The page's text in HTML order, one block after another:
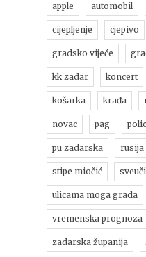
apple automobil
cijepljenje cjepivo
gradsko vijeće
kk zadar koncert
košarka krađa
novac pag
pu zadarska rusija
stipe miočić
ulicama moga grada
vremenska prognoza
zadarska županija